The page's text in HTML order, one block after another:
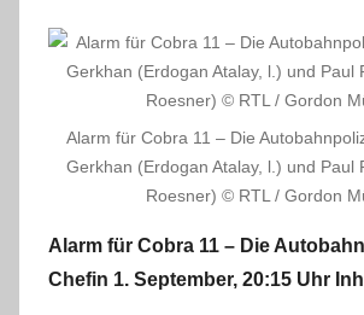
Alarm für Cobra 11 – Die
Gerkhan (Erdogan Atalay, l.) und Paul
Roesner) © RTL / Gordon
Alarm für Cobra 11 – Die
Chefin 1. September, 20:15 Uhr